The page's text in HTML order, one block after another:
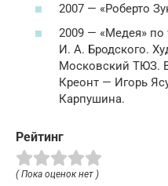
2007 — «Роберто
2009 — «Медея» по
И. А. Бродского.
Московский ТЮЗ.
Креонт — Игорь
Карпушина.
Рейтинг
( Пока оценок нет )